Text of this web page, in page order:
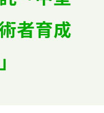
会員ログイン
者育成